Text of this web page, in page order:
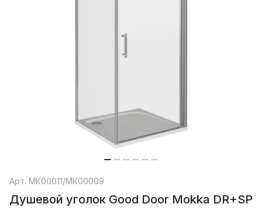
Арт. МК00011/МК00009
Душевой уголок Good Door Mokka DR+SP